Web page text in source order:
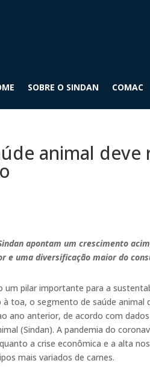
SOBRE O SINDAN COMAC
animal
apontam um crescimento
e uma diversificação maior do
um pilar importante para a
toa, o segmento de saúde animal
ano anterior, de acordo com
(Sindan). A pandemia do
a crise econômica e a alta
mais variados de carnes.